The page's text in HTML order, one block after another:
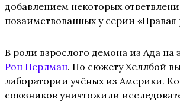
добавлением некоторых
позаимствованных у серии «Правая
В роли взрослого демона из Ада на
Рон Перлман. По сюжету Хеллбой
лаборатории учёных из Америки.
союзников уничтожили